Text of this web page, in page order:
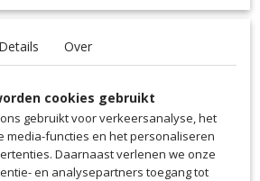
cam schoen neem je de controle in handen
met perfecte precisie. De laatste update van
schoen komt met een nieuw type Power
over de bal hebt, ongeacht de
perfect afgerond met de SX.Mesh sok
en draagcomfort.
Details Over
cookies gebruikt
gebruikt voor verkeersanalyse, het
media-functies en het personaliseren
Daarnaast verlenen we onze
en analysepartners toegang tot